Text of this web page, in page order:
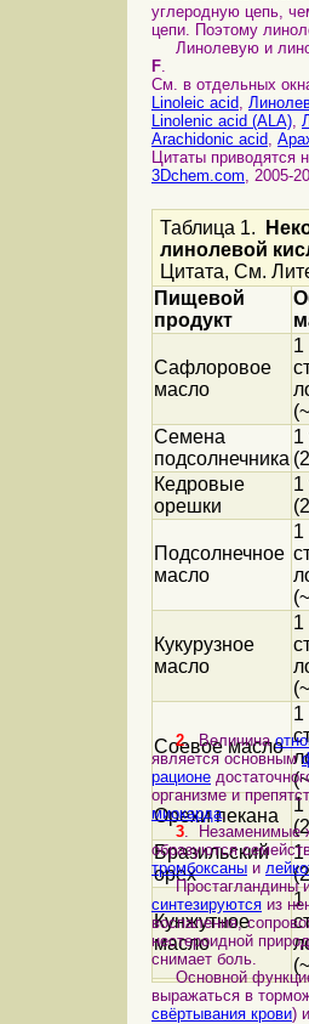
углеродную цепь,
цепи. Поэтому
Линолевую и
F.
См. в отдельных
Linoleic acid,
Linolenic acid (ALA),
Arachidonic acid,
Цитаты приводятся
3Dchem.com, 2005-
Таблица 1.
линолевой
Цитата, См.
Пищевой
продукт
Сафлоровое
масло
1
Семена
подсолнечника
1
Кедровые
орешки
1
Подсолнечное
масло
1
Кукурузное
масло
1
Соевое масло
1
Орехи пекана
1
Бразильский
орех
1
Кунжутное
масло
1
2. Величина
является основным
рационе
организме и
миокарда.
3. Незаменимые
образуются
тромбоксаны и
Простагландины и
синтезируются из
воспаления,
нестероидной
снимает боль.
Основной
выражаться в
свёртывания крови)